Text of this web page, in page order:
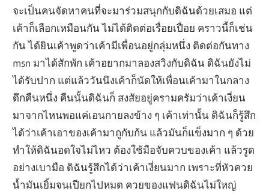
จะเป็นคนจัดหาคนที่จะมาร่วมสนุกกับดิฉันด้วยเสมอ แต่
เค้าก็เลือกเหมือนกัน ไม่ได้ติดต่อเรื่อยเปื่อย คราวนี้ก็เช่น
กัน ได้ยินเค้าพูดว่าเค้ามีเพื่อนอยู่กลุ่มหนึ่ง ติดต่อกันทาง
msn มาได้สักพัก เค้าอยากมาลองสวิงกับดิฉัน ดิฉันยังไม่
ได้รับปาก แต่แล้ววันนึงเค้าก็นัดให้เพื่อนเค้ามาในกลาง
ดึกคืนหนึ่ง คืนนั้นดิฉันก็ สงสัยอยู่ครามครัมว่าเค้าเงี่ยน
มาจากไหนพอแค่เอนกายลงข้าง ๆ เค้าเท่านั้น ดิฉันก็รู้สึก
ได้ว่าเค้าเอาของเค้ามาถูกับก้น แล้วมันก็แข็งมาก ๆ ด้วย
ทำให้ดิฉันอดใจไม่ไหว ต้องใช้มือจับควบของเค้า แล้วรูด
อย่างเบามือ ดิฉันรู้สึกได้ว่าเค้าเงี่ยนมาก เพราะที่หัวควย
น้ำมันเยิ้มจนเปียกไปหมด ควยของแฟนดิฉันไม่ใหญ่